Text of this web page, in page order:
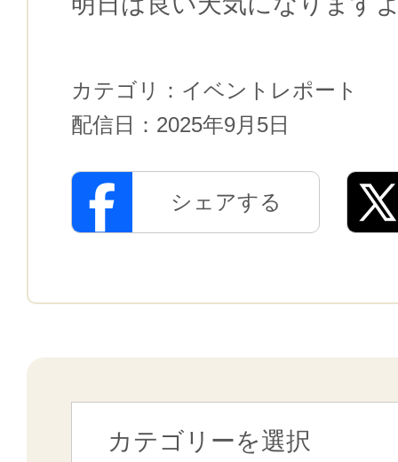
カテゴリ： イベントレポート
配信日： 2025年9月5日
シェアする